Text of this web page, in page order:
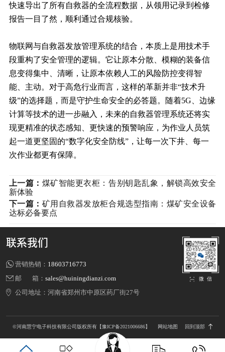
快速导出了所有自救器的全流程数据，从领用记录到检修
报告一目了然，顺利通过合规核验。
物联网与自救器发放管理系统的结合，本质上是用技术手
段重构了安全管理的逻辑。它让原本分散、模糊的装备信
息变得集中、清晰，让原本依赖人工的风险防控变得智
能、主动。对于高危行业而言，这样的革新并非“技术升
级”的选择题，而是守护生命安全的必答题。随着5G、边缘
计算等技术的进一步融入，未来的自救器管理系统还将实
现更精准的状态感知、更快速的预警响应，为作业人员筑
起一道更坚固的“数字化安全防线”，让每一次下井、每一
次作业都更有保障。
上一篇： 煤矿智能更衣柜：告别钥匙乱象，解锁高效安全
新体验
下一篇： 矿用自救器发放柜合规选型指南：煤矿安全设备
达标必备要点
联系我们
营销热销： 18603716773
邮 箱： sales@huiningdianzi.com
公司地址： 河南省郑州市中原区药厂街27号
微 信
©河南慧宁电子科技有限公司版权所有【豫ICP备2021006686】 网站地图 回到顶部